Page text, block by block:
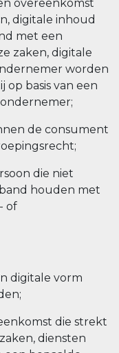
overeenkomst
digitale inhoud
met een
zaken, digitale
worden
basis van een
de consument
die niet
houden met
of
digitale vorm
die strekt
diensten